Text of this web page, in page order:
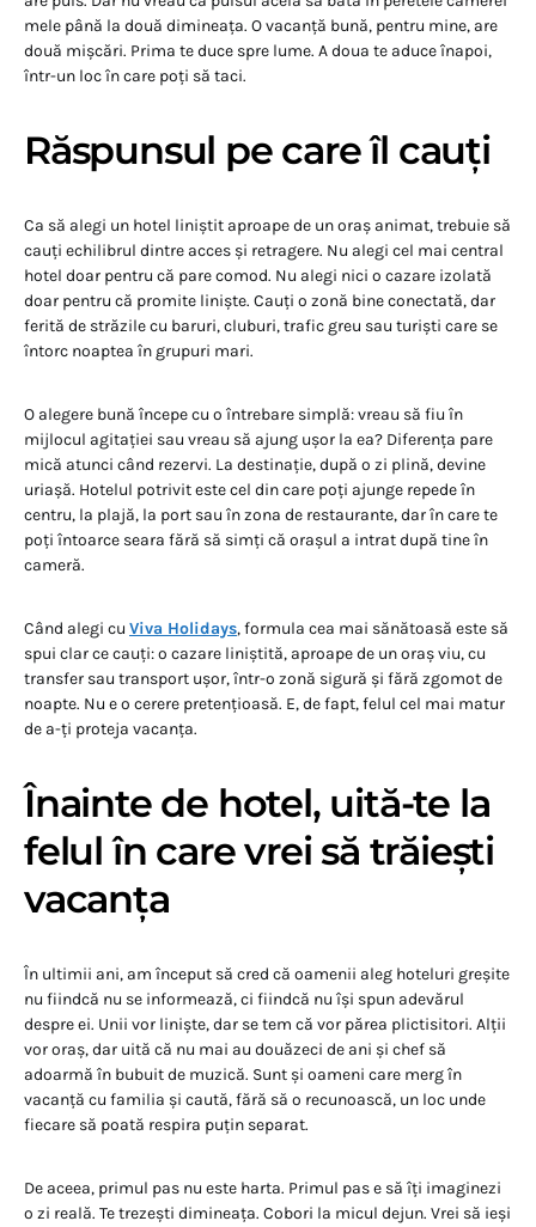
mele până la două dimineața. O vacanță bună, pentru mine, are
două mișcări. Prima te duce spre lume. A doua te aduce înapoi,
într-un loc în care poți să taci.
Răspunsul pe care îl cauți
Ca să alegi un hotel liniștit aproape de un oraș animat, trebuie să
cauți echilibrul dintre acces și retragere. Nu alegi cel mai central
hotel doar pentru că pare comod. Nu alegi nici o cazare izolată
doar pentru că promite liniște. Cauți o zonă bine conectată, dar
ferită de străzile cu baruri, cluburi, trafic greu sau turiști care se
întorc noaptea în grupuri mari.
O alegere bună începe cu o întrebare simplă: vreau să fiu în
mijlocul agitației sau vreau să ajung ușor la ea? Diferența pare
mică atunci când rezervi. La destinație, după o zi plină, devine
uriașă. Hotelul potrivit este cel din care poți ajunge repede în
centru, la plajă, la port sau în zona de restaurante, dar în care te
poți întoarce seara fără să simți că orașul a intrat după tine în
cameră.
Când alegi cu Viva Holidays, formula cea mai sănătoasă este să
spui clar ce cauți: o cazare liniștită, aproape de un oraș viu, cu
transfer sau transport ușor, într-o zonă sigură și fără zgomot de
noapte. Nu e o cerere pretențioasă. E, de fapt, felul cel mai matur
de a-ți proteja vacanța.
Înainte de hotel, uită-te la
felul în care vrei să trăiești
vacanța
În ultimii ani, am început să cred că oamenii aleg hoteluri greșite
nu fiindcă nu se informează, ci fiindcă nu își spun adevărul
despre ei. Unii vor liniște, dar se tem că vor părea plictisitori. Alții
vor oraș, dar uită că nu mai au douăzeci de ani și chef să
adoarmă în bubuit de muzică. Sunt și oameni care merg în
vacanță cu familia și caută, fără să o recunoască, un loc unde
fiecare să poată respira puțin separat.
De aceea, primul pas nu este harta. Primul pas e să îți imaginezi
o zi reală. Te trezești dimineața. Cobori la micul dejun. Vrei să ieși